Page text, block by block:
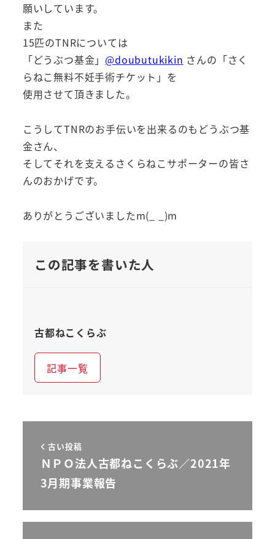
願いしています。
また
15匹のTNRについては
「どうぶつ基金」 @doubutukikin さんの「さく
らねこ無料不妊手術チケット」を
使用させて頂きました。
こうしてTNRのお手伝いを出来るのもどうぶつ基
金さん、
そしてそれを支えるさくらねこサポーターの皆さ
んのおかげです。
ありがとうございましたm(_ _)m
この記事を書いた人
古都ねこくらぶ
記事一覧
古い投稿
ＮＰＯ法人古都ねこくらぶ／2021年
3月期事業報告